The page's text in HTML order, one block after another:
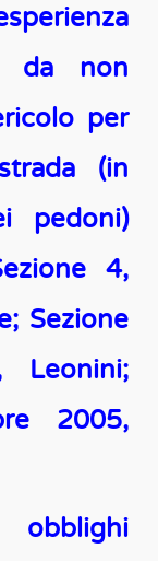
da non
per
(in
pedoni)
4,
Sezione
2005,